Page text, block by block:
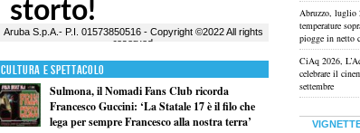
Cultura e Spettacolo
Sulmona, il Nomadi Fans Club ricorda
Francesco Guccini: ‘La Statale 17 è il filo che
lega per sempre Francesco alla nostra terra’
Abruzzo, luglio
temperature
piogge in netto
CiAq 2026,
celebrare il
settembre